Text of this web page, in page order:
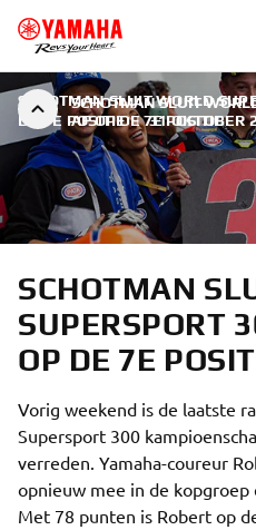
SCHOTMAN SLUIT
AF OP DE 7E POSITIE
SCHOTMAN SLUIT WORLD
DE 7E POSITIE | 31 OKTOBER
SCHOTMAN
SUPERSPORT
OP DE 7E
Vorig weekend is de laatste
Supersport 300
verreden. Yamaha-coureur
opnieuw mee in de
Met 78 punten is Robert op